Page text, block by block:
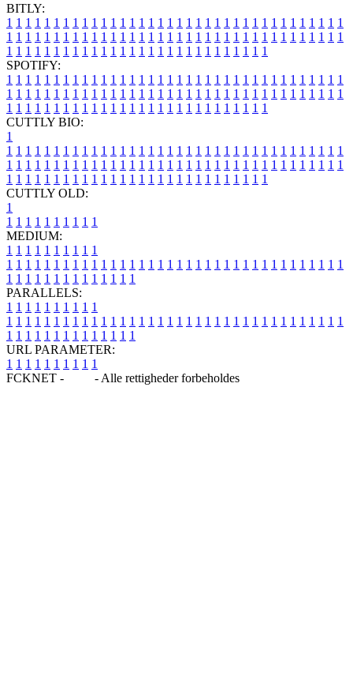
BITLY:
1 1 1 1 1 1 1 1 1 1 1 1 1 1 1 1 1 1 1 1 1 1 1 1 1 1 1 1 1 1 1 1 1 1 1 1
1 1 1 1 1 1 1 1 1 1 1 1 1 1 1 1 1 1 1 1 1 1 1 1 1 1 1 1 1 1 1 1 1 1 1 1
1 1 1 1 1 1 1 1 1 1 1 1 1 1 1 1 1 1 1 1 1 1 1 1 1 1 1 1
SPOTIFY:
1 1 1 1 1 1 1 1 1 1 1 1 1 1 1 1 1 1 1 1 1 1 1 1 1 1 1 1 1 1 1 1 1 1 1 1
1 1 1 1 1 1 1 1 1 1 1 1 1 1 1 1 1 1 1 1 1 1 1 1 1 1 1 1 1 1 1 1 1 1 1 1
1 1 1 1 1 1 1 1 1 1 1 1 1 1 1 1 1 1 1 1 1 1 1 1 1 1 1 1
CUTTLY BIO:
1
1 1 1 1 1 1 1 1 1 1 1 1 1 1 1 1 1 1 1 1 1 1 1 1 1 1 1 1 1 1 1 1 1 1 1 1
1 1 1 1 1 1 1 1 1 1 1 1 1 1 1 1 1 1 1 1 1 1 1 1 1 1 1 1 1 1 1 1 1 1 1 1
1 1 1 1 1 1 1 1 1 1 1 1 1 1 1 1 1 1 1 1 1 1 1 1 1 1 1 1
CUTTLY OLD:
1
1 1 1 1 1 1 1 1 1 1
MEDIUM:
1 1 1 1 1 1 1 1 1 1
1 1 1 1 1 1 1 1 1 1 1 1 1 1 1 1 1 1 1 1 1 1 1 1 1 1 1 1 1 1 1 1 1 1 1 1
1 1 1 1 1 1 1 1 1 1 1 1 1 1
PARALLELS:
1 1 1 1 1 1 1 1 1 1
1 1 1 1 1 1 1 1 1 1 1 1 1 1 1 1 1 1 1 1 1 1 1 1 1 1 1 1 1 1 1 1 1 1 1 1
1 1 1 1 1 1 1 1 1 1 1 1 1 1
URL PARAMETER:
1 1 1 1 1 1 1 1 1 1
FCKNET -
- Alle rettigheder forbeholdes